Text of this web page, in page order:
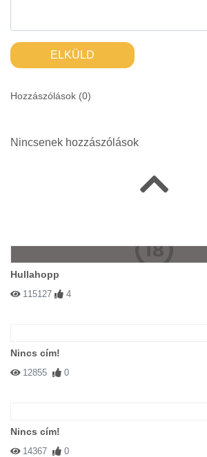
ELKÜLD
Hozzászólások (0)
Nincsenek hozzászólások
Hullahopp
115127 4
Nincs cím!
12855 0
Nincs cím!
14367 0